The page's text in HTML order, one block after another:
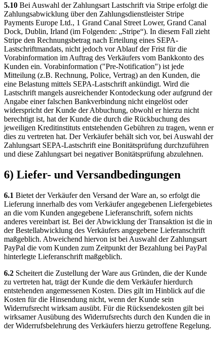
5.10 Bei Auswahl der Zahlungsart Lastschrift via Stripe erfolgt die
Zahlungsabwicklung über den Zahlungsdienstleister Stripe
Payments Europe Ltd., 1 Grand Canal Street Lower, Grand Canal
Dock, Dublin, Irland (im Folgenden: „Stripe“). In diesem Fall zieht
Stripe den Rechnungsbetrag nach Erteilung eines SEPA-
Lastschriftmandats, nicht jedoch vor Ablauf der Frist für die
Vorabinformation im Auftrag des Verkäufers vom Bankkonto des
Kunden ein. Vorabinformation ("Pre-Notification") ist jede
Mitteilung (z.B. Rechnung, Police, Vertrag) an den Kunden, die
eine Belastung mittels SEPA-Lastschrift ankündigt. Wird die
Lastschrift mangels ausreichender Kontodeckung oder aufgrund der
Angabe einer falschen Bankverbindung nicht eingelöst oder
widerspricht der Kunde der Abbuchung, obwohl er hierzu nicht
berechtigt ist, hat der Kunde die durch die Rückbuchung des
jeweiligen Kreditinstituts entstehenden Gebühren zu tragen, wenn er
dies zu vertreten hat. Der Verkäufer behält sich vor, bei Auswahl der
Zahlungsart SEPA-Lastschrift eine Bonitätsprüfung durchzuführen
und diese Zahlungsart bei negativer Bonitätsprüfung abzulehnen.
6) Liefer- und Versandbedingungen
6.1 Bietet der Verkäufer den Versand der Ware an, so erfolgt die
Lieferung innerhalb des vom Verkäufer angegebenen Liefergebietes
an die vom Kunden angegebene Lieferanschrift, sofern nichts
anderes vereinbart ist. Bei der Abwicklung der Transaktion ist die in
der Bestellabwicklung des Verkäufers angegebene Lieferanschrift
maßgeblich. Abweichend hiervon ist bei Auswahl der Zahlungsart
PayPal die vom Kunden zum Zeitpunkt der Bezahlung bei PayPal
hinterlegte Lieferanschrift maßgeblich.
6.2 Scheitert die Zustellung der Ware aus Gründen, die der Kunde
zu vertreten hat, trägt der Kunde die dem Verkäufer hierdurch
entstehenden angemessenen Kosten. Dies gilt im Hinblick auf die
Kosten für die Hinsendung nicht, wenn der Kunde sein
Widerrufsrecht wirksam ausübt. Für die Rücksendekosten gilt bei
wirksamer Ausübung des Widerrufsrechts durch den Kunden die in
der Widerrufsbelehrung des Verkäufers hierzu getroffene Regelung.